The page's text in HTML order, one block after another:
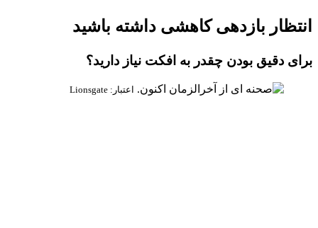
انتظار بازدهی کاهشی داشته باشید
برای دقیق بودن چقدر به افکت نیاز دارید؟
اعتبار: Lionsgate